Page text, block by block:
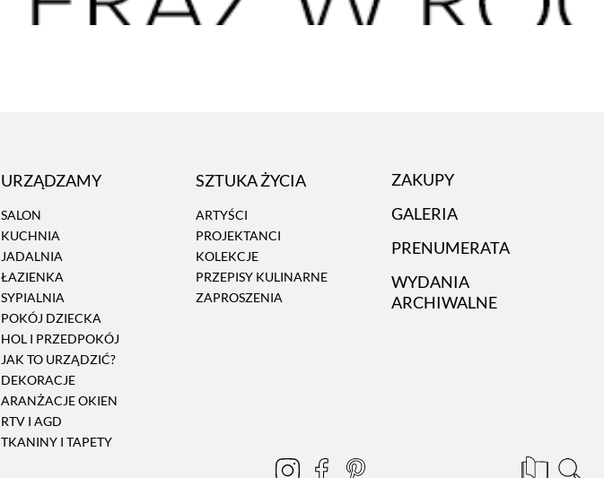
URZĄDZAMY
SALON
KUCHNIA
JADALNIA
ŁAZIENKA
SYPIALNIA
POKÓJ DZIECKA
HOL I PRZEDPOKÓJ
JAK TO URZĄDZIĆ?
DEKORACJE
ARANŻACJE OKIEN
RTV I AGD
TKANINY I TAPETY
SZTUKA ŻYCIA
ARTYŚCI
PROJEKTANCI
KOLEKCJE
PRZEPISY KULINARNE
ZAPROSZENIA
ZAKUPY
GALERIA
PRENUMERATA
WYDANIA
ARCHIWALNE